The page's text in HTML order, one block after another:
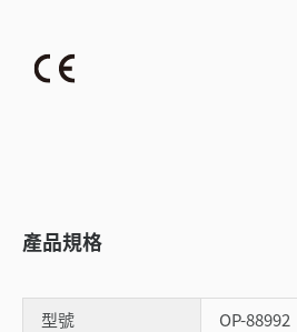
產品規格
型號
OP-88992